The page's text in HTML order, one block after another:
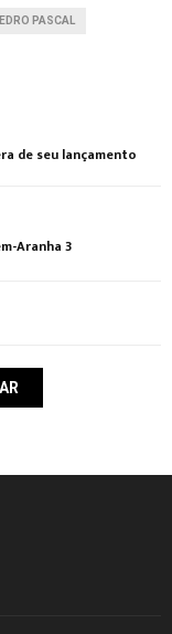
PASCAL
de seu lançamento
Aranha 3